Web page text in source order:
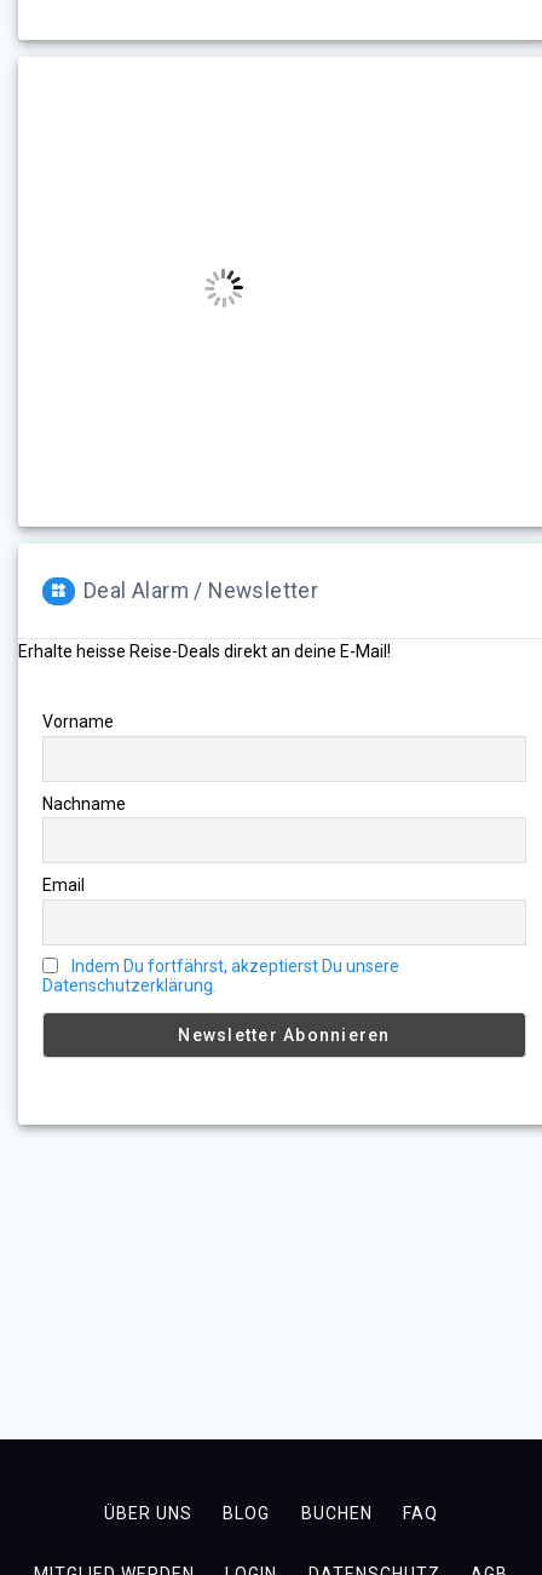
Deal Alarm / Newsletter
Erhalte heisse Reise-Deals direkt an deine E-Mail!
Vorname
Nachname
Email
Indem Du fortfährst, akzeptierst Du unsere
Datenschutzerklärung.
ÜBER UNS BLOG BUCHEN FAQ